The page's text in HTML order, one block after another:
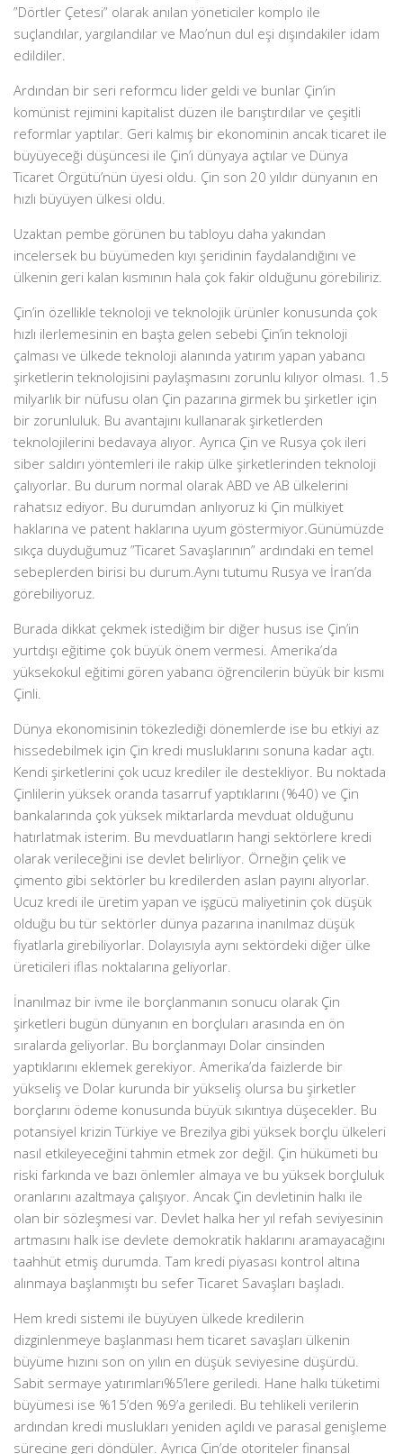
”Dörtler Çetesi” olarak anılan yöneticiler komplo ile
suçlandılar, yargılandılar ve Mao’nun dul eşi dışındakiler idam
edildiler.
Ardından bir seri reformcu lider geldi ve bunlar Çin’in
komünist rejimini kapitalist düzen ile barıştırdılar ve çeşitli
reformlar yaptılar. Geri kalmış bir ekonominin ancak ticaret ile
büyüyeceği düşüncesi ile Çin’i dünyaya açtılar ve Dünya
Ticaret Örgütü’nün üyesi oldu. Çin son 20 yıldır dünyanın en
hızlı büyüyen ülkesi oldu.
Uzaktan pembe görünen bu tabloyu daha yakından
incelersek bu büyümeden kıyı şeridinin faydalandığını ve
ülkenin geri kalan kısmının hala çok fakir olduğunu görebiliriz.
Çin’in özellikle teknoloji ve teknolojik ürünler konusunda çok
hızlı ilerlemesinin en başta gelen sebebi Çin’in teknoloji
çalması ve ülkede teknoloji alanında yatırım yapan yabancı
şirketlerin teknolojisini paylaşmasını zorunlu kılıyor olması. 1.5
milyarlık bir nüfusu olan Çin pazarına girmek bu şirketler için
bir zorunluluk. Bu avantajını kullanarak şirketlerden
teknolojilerini bedavaya alıyor. Ayrıca Çin ve Rusya çok ileri
siber saldırı yöntemleri ile rakip ülke şirketlerinden teknoloji
çalıyorlar. Bu durum normal olarak ABD ve AB ülkelerini
rahatsız ediyor. Bu durumdan anlıyoruz ki Çin mülkiyet
haklarına ve patent haklarına uyum göstermiyor.Günümüzde
sıkça duyduğumuz ”Ticaret Savaşlarının” ardındaki en temel
sebeplerden birisi bu durum.Aynı tutumu Rusya ve İran’da
görebiliyoruz.
Burada dikkat çekmek istediğim bir diğer husus ise Çin’in
yurtdışı eğitime çok büyük önem vermesi. Amerika’da
yüksekokul eğitimi gören yabancı öğrencilerin büyük bir kısmı
Çinli.
Dünya ekonomisinin tökezlediği dönemlerde ise bu etkiyi az
hissedebilmek için Çin kredi musluklarını sonuna kadar açtı.
Kendi şirketlerini çok ucuz krediler ile destekliyor. Bu noktada
Çinlilerin yüksek oranda tasarruf yaptıklarını (%40) ve Çin
bankalarında çok yüksek miktarlarda mevduat olduğunu
hatırlatmak isterim. Bu mevduatların hangi sektörlere kredi
olarak verileceğini ise devlet belirliyor. Örneğin çelik ve
çimento gibi sektörler bu kredilerden aslan payını alıyorlar.
Ucuz kredi ile üretim yapan ve işgücü maliyetinin çok düşük
olduğu bu tür sektörler dünya pazarına inanılmaz düşük
fiyatlarla girebiliyorlar. Dolayısıyla aynı sektördeki diğer ülke
üreticileri iflas noktalarına geliyorlar.
İnanılmaz bir ivme ile borçlanmanın sonucu olarak Çin
şirketleri bugün dünyanın en borçluları arasında en ön
sıralarda geliyorlar. Bu borçlanmayı Dolar cinsinden
yaptıklarını eklemek gerekiyor. Amerika’da faizlerde bir
yükseliş ve Dolar kurunda bir yükseliş olursa bu şirketler
borçlarını ödeme konusunda büyük sıkıntıya düşecekler. Bu
potansiyel krizin Türkiye ve Brezilya gibi yüksek borçlu ülkeleri
nasıl etkileyeceğini tahmin etmek zor değil. Çin hükümeti bu
riski farkında ve bazı önlemler almaya ve bu yüksek borçluluk
oranlarını azaltmaya çalışıyor. Ancak Çin devletinin halkı ile
olan bir sözleşmesi var. Devlet halka her yıl refah seviyesinin
artmasını halk ise devlete demokratik haklarını aramayacağını
taahhüt etmiş durumda. Tam kredi piyasası kontrol altına
alınmaya başlanmıştı bu sefer Ticaret Savaşları başladı.
Hem kredi sistemi ile büyüyen ülkede kredilerin
dizginlenmeye başlanması hem ticaret savaşları ülkenin
büyüme hızını son on yılın en düşük seviyesine düşürdü.
Sabit sermaye yatırımları%5’lere geriledi. Hane halkı tüketimi
büyümesi ise %15’den %9’a geriledi. Bu tehlikeli verilerin
ardından kredi muslukları yeniden açıldı ve parasal genişleme
sürecine geri döndüler. Ayrıca Çin’de otoriteler finansal